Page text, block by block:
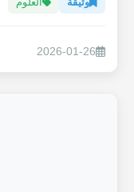
2026-01-26